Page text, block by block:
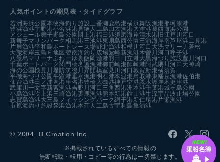
人気ポイントの潮見表・タイドグラフ
若洲海浜公園本牧海釣り施設三番瀬 鹿島港横浜舞阪漁港 那珂湊港
豊浜漁港宇野港小名浜港 貝塚人工島 加太漁港 大津港葛西海浜公園
アジュール舞子野島公園 閖上港福田港須磨海岸清水港 旧江戸川河口
新舞子マリンパーク 相馬港 三池港東扇島西公園 三浦海岸南芦屋浜二見港
片貝漁港平和島ボートレース場野北漁港相模川河口 大洗マリーナ若松
大蔵海岸玉島Ｅ地区 碧南海釣り広場波崎新漁港木曽川河口 呼子港
八景島マリーナふれーゆ裏飯岡漁港羽田 日立港 大黒海づり施設豊川河口
千葉ポートパーク 関門橋名護漁港御前崎港師崎港 阿武隈川河口 天神崎
海の公園検見川堤防筑後川昇開橋室見川河口敦賀新港横須賀
平磯海づり公園 牛窓港垂水漁港 明石港本渡港鳥取港 東幡豆漁港佐伯港
仙台漁港 田ノ浦漁港津名港 豊橋 大磯港神戸空港親水護岸木更津港
武庫川一文字新宮漁港吉野川河口 三角西港洲本港千葉港城ヶ島公園
小島漁港吹上浜三崎漁港妻鹿漁港熊本新港館山港牛深宇品波止場公園
志賀島漁港 大三島フィッシングパーク網干港 新仁尾港 片瀬漁港
市原海釣り施設姪浜漁港本荘人工島古宇利島亀浦港
© 2004- B.Creation Inc.
※掲載されているすべての情報の
無断転載・転用・コピー等の行為は一切禁じます。